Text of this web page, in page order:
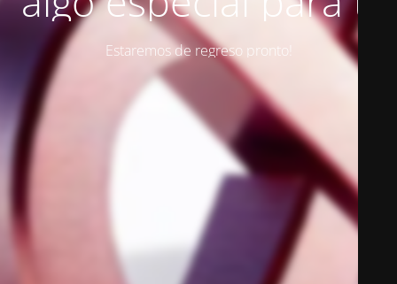
Estaremos de regreso pronto!